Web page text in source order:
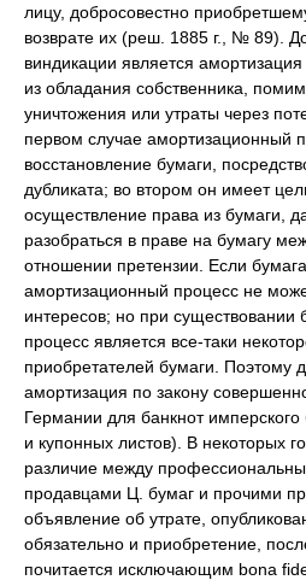
лицу, добросовестно
возврате их (реш. 1885 г., № 89).
виндикации является
из обладания собственника,
уничтожения или утраты через
первом случае амортизационный
восстановление бумаги,
дубликата; во втором он имеет
осуществление права из бумаги,
разобраться в праве на бумагу
отношении претензии. Если
амортизационный процесс не
интересов; но при существовании
процесс является все-таки
приобретателей бумаги. Поэтому
амортизация по закону
Германии для банкнот
и купонных листов). В некоторых
различие между
продавцами Ц. бумаг и прочими
объявление об утрате,
обязательно и приобретение,
почитается исключающим bona